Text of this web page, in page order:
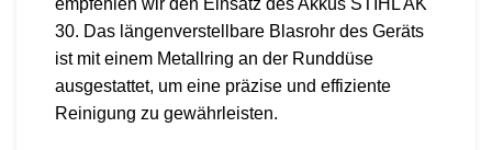
empfehlen wir den Einsatz des Akkus STIHL AK
30. Das längenverstellbare Blasrohr des Geräts
ist mit einem Metallring an der Runddüse
ausgestattet, um eine präzise und effiziente
Reinigung zu gewährleisten.